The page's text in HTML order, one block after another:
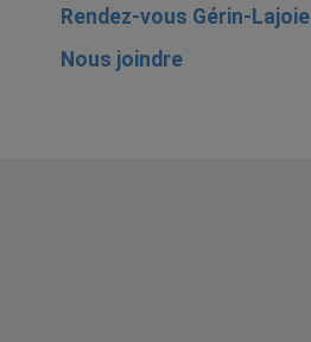
Rendez-vous Gérin-Lajoie
Nous joindre